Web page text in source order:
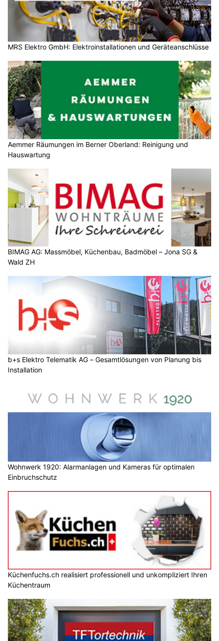
MRS Elektro GmbH: Elektroinstallationen und Geräteanschlüsse
Aemmer Räumungen im Berner Oberland: Reinigung und
Hauswartung
BIMAG AG: Massmöbel, Küchenbau, Badmöbel – Jona SG &
Wald ZH
b+s Elektro Telematik AG – Gesamtlösungen von Planung bis
Installation
Wohnwerk 1920: Alarmanlagen und Kameras für optimalen
Einbruchschutz
Küchenfuchs.ch realisiert professionell und unkompliziert Ihren
Küchentraum